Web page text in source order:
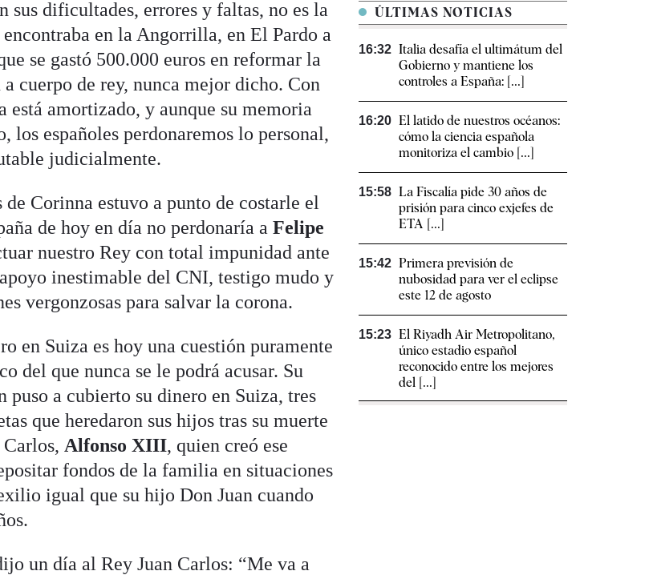
sus dificultades, errores y faltas, no es la
en la Angorrilla, en El Pardo a
se gastó 500.000 euros en reformar la
cuerpo de rey, nunca mejor dicho. Con
está amortizado, y aunque su memoria
los españoles perdonaremos lo personal,
judicialmente.
Corinna estuvo a punto de costarle el
de hoy en día no perdonaría aFelipe
nuestro Rey con total impunidad ante
inestimable del CNI, testigo mudo y
vergonzosas para salvar la corona.
en Suiza es hoy una cuestión puramente
del que nunca se le podrá acusar. Su
puso a cubierto su dinero en Suiza, tres
que heredaron sus hijos tras su muerte
Alfonso XIII, quien creó ese
fondos de la familia en situaciones
igual que su hijo Don Juan cuando
un día al Rey Juan Carlos: “Me va a
ÚLTIMAS NOTICIAS
16:32 Italia desafía el ultimátum del
Gobierno y mantiene los
controles a España: [...]
16:20 El latido de nuestros océanos:
cómo la ciencia española
monitoriza el cambio [...]
15:58 La Fiscalía pide 30 años de
prisión para cinco exjefes de
ETA [...]
15:42 Primera previsión de
nubosidad para ver el eclipse
este 12 de agosto
15:23 El Riyadh Air Metropolitano,
único estadio español
reconocido entre los mejores
del [...]